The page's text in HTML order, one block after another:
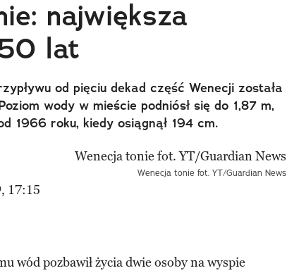
największa
lat
od pięciu dekad część Wenecji została
wody w mieście podniósł się do 1,87 m,
1966 roku, kiedy osiągnął 194 cm.
Wenecja tonie fot. YT/Guardian News
17:15
wód pozbawił życia dwie osoby na wyspie